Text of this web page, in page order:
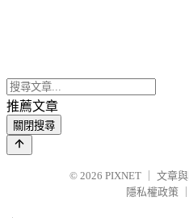
推薦文章
關閉搜尋
© 2026 PIXNET
文章
隱私權政策